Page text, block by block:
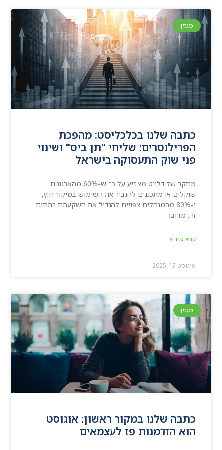
מגזין
כתבה שלנו בכלכליסט: מהפכת
הפרילנסרים: שליחי "תן ביס" ושינוי
פני שוק התעסוקה בישראל
מחקר של דלויט מצביע על כך ש-60% מהארגונים
שוקלים או מתכננים להגביר את השימוש במיקור חוץ,
ו-80% מהמנהלים צפויים להגדיל את השקעתם בתחום
זה. מדובר
קרא עוד »
אוגוסט 13, 2025
מגזין
כתבה שלנו במקור ראשון: אוגוסט
הוא הזדמנות פז לעצמאים